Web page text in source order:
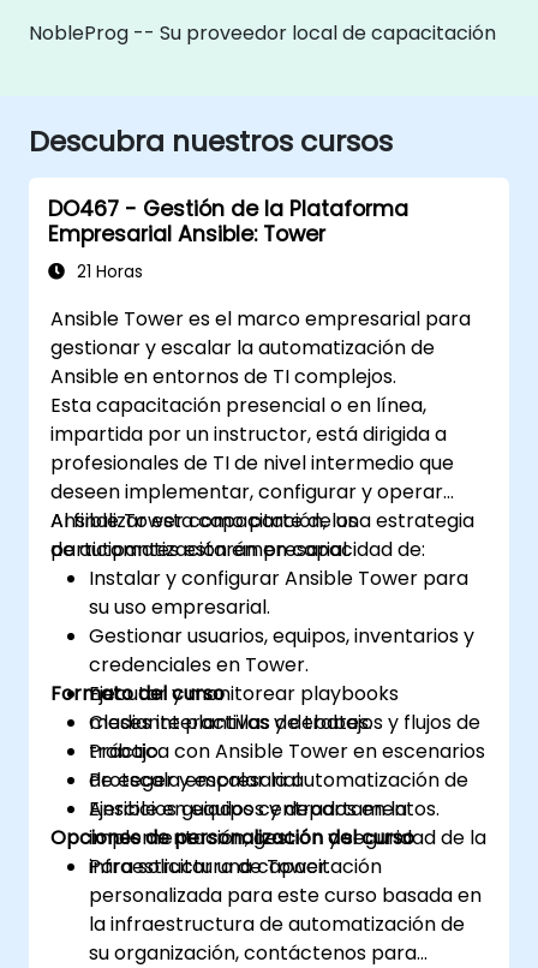
NobleProg -- Su proveedor local de capacitación
Descubra nuestros cursos
DO467 - Gestión de la Plataforma
Empresarial Ansible: Tower
21 Horas
Ansible Tower es el marco empresarial para
gestionar y escalar la automatización de
Ansible en entornos de TI complejos.
Esta capacitación presencial o en línea,
impartida por un instructor, está dirigida a
profesionales de TI de nivel intermedio que
deseen implementar, configurar y operar
Ansible Tower como parte de una estrategia
de automatización empresarial.
Al finalizar esta capacitación, los
participantes estarán en capacidad de:
Instalar y configurar Ansible Tower para
su uso empresarial.
Gestionar usuarios, equipos, inventarios y
credenciales en Tower.
Ejecutar y monitorear playbooks
mediante plantillas de trabajos y flujos de
trabajo.
Proteger y escalar la automatización de
Ansible en equipos y departamentos.
Formato del curso
Clases interactivas y debates.
Práctica con Ansible Tower en escenarios
de escala empresarial.
Ejercicios guiados centrados en la
implementación, gestión y seguridad de la
infraestructura de Tower.
Opciones de personalización del curso
Para solicitar una capacitación
personalizada para este curso basada en
la infraestructura de automatización de
su organización, contáctenos para